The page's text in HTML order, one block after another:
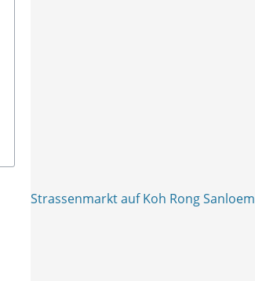
Strassenmarkt auf Koh Rong Sanloem